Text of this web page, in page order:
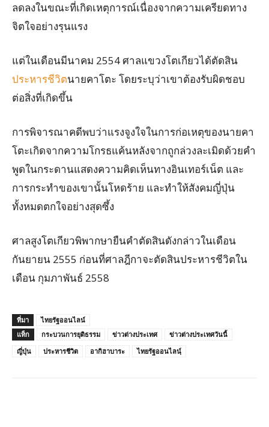
ลดลงในขณะที่เกิดเหตุการณ์เนื่องจากความเครียดทาง
จิตใจอย่างรุนแรง
แต่ในเดือนมีนาคม 2554 ศาลแขวงโตเกียวได้ตัดสิน
ประหารชีวิตนายคาโตะ โดยระบุว่าเขาต้องรับผิดชอบ
ต่อสิ่งที่เกิดขึ้น
การพิจารณาคดีพบว่าแรงจูงใจในการก่อเหตุของนายคา
โตะเกิดจากความโกรธแค้นหลังจากถูกล่วงละเมิดด้วยคำ
พูดในกระดานแสดงความคิดเห็นทางอินเทอร์เน็ต และ
การกระทำของเขานั้นโหดร้าย และทำให้สังคมญี่ปุ่น
ทั้งหมดตกใจอย่างสุดซึ้ง
ศาลสูงโตเกียวพิพากษายืนคำตัดสินดังกล่าวในเดือน
กันยายน 2555 ก่อนที่ศาลฎีกาจะตัดสินประหารชีวิตใน
เดือน กุมภาพันธ์ 2558
ที่มา
ไทยรัฐออนไลน์
แท็ก
กระบวนการยุติธรรม ข่าวต่างประเทศ
ข่าวต่างประเทศวันนี้
ญี่ปุ่น
ประหารชีวิต อากิฮาบาระ ไทยรัฐออนไลนฺ์